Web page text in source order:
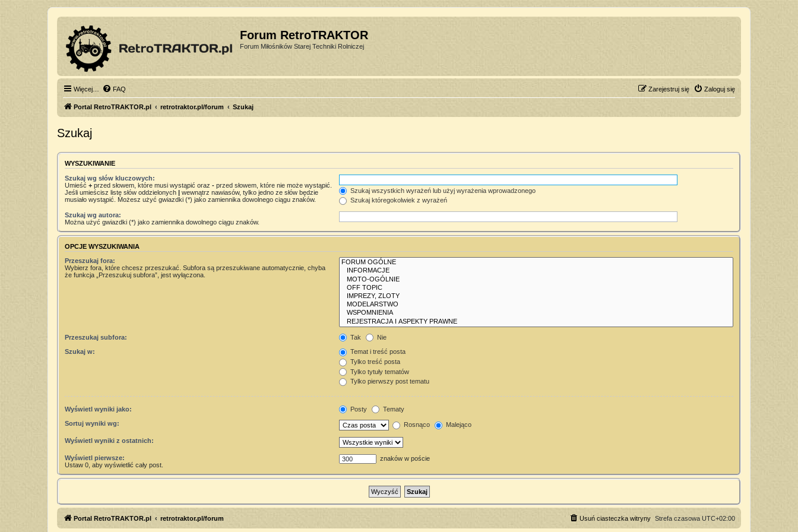
Forum RetroTRAKTOR
Forum Miłośników Starej Techniki Rolniczej
Więcej… FAQ Zaloguj się
Zarejestruj się
Portal RetroTRAKTOR.pl retrotraktor.pl/forum Szukaj
Szukaj
WYSZUKIWANIE
Szukaj wg słów kluczowych:
Umieść + przed słowem, które musi wystąpić oraz - przed słowem, które nie może wystąpić.
Jeśli umieścisz listę słów oddzielonych | wewnątrz nawiasów, tylko jedno ze słów będzie
musiało wystąpić. Możesz użyć gwiazdki (*) jako zamiennika dowolnego ciągu znaków.
Szukaj wszystkich wyrażeń lub użyj wyrażenia wprowadzonego
Szukaj któregokolwiek z wyrażeń
Szukaj wg autora:
Można użyć gwiazdki (*) jako zamiennika dowolnego ciągu znaków.
OPCJE WYSZUKIWANIA
Przeszukaj fora:
Wybierz fora, które chcesz przeszukać. Subfora są przeszukiwane automatycznie, chyba
że funkcja „Przeszukuj subfora”, jest wyłączona.
Przeszukaj subfora: Tak Nie
Szukaj w:
Temat i treść posta
Tylko treść posta
Tylko tytuły tematów
Tylko pierwszy post tematu
Wyświetl wyniki jako: Posty Tematy
Sortuj wyniki wg: Rosnąco Malejąco
Wyświetl wyniki z ostatnich:
Wyświetl pierwsze:
Ustaw 0, aby wyświetlić cały post.
znaków w poście
Portal RetroTRAKTOR.pl retrotraktor.pl/forum Strefa czasowa UTC+02:00
Usuń ciasteczka witryny